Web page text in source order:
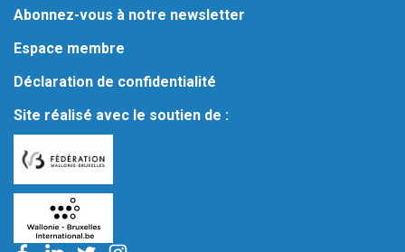
Abonnez-vous à notre newsletter
Espace membre
Déclaration de confidentialité
Site réalisé avec le soutien de :